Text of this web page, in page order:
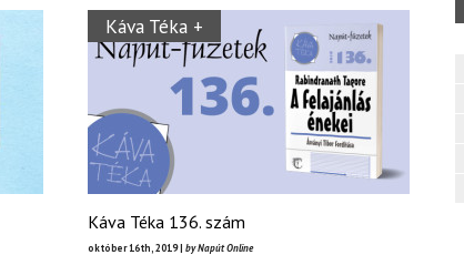
Káva Téka +
Káva Téka 136. szám
október 16th, 2019 | by Napút Online